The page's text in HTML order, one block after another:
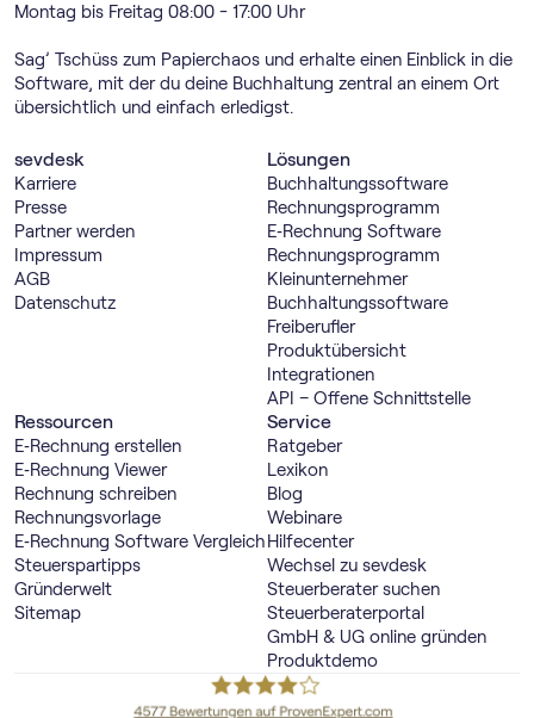
Montag bis Freitag 08:00 - 17:00 Uhr
Sag’ Tschüss zum Papierchaos und erhalte einen Einblick in die
Software, mit der du deine Buchhaltung zentral an einem Ort
übersichtlich und einfach erledigst.
sevdesk
Karriere
Presse
Partner werden
Impressum
AGB
Datenschutz
Lösungen
Buch­haltungs­software
Rechnungs­programm
E‑Rechnung Software
Rechnungs­programm
Kleinunternehmer
Buch­haltungs­software
Freiberufler
Produktübersicht
Integrationen
API – Offene Schnittstelle
Ressourcen
E‑Rechnung erstellen
E‑Rechnung Viewer
Rechnung schreiben
Rechnungsvorlage
E‑Rechnung Software Vergleich
Steuerspartipps
Gründerwelt
Sitemap
Service
Ratgeber
Lexikon
Blog
Webinare
Hilfecenter
Wechsel zu sevdesk
Steuerberater suchen
Steuerberaterportal
GmbH & UG online gründen
Produktdemo